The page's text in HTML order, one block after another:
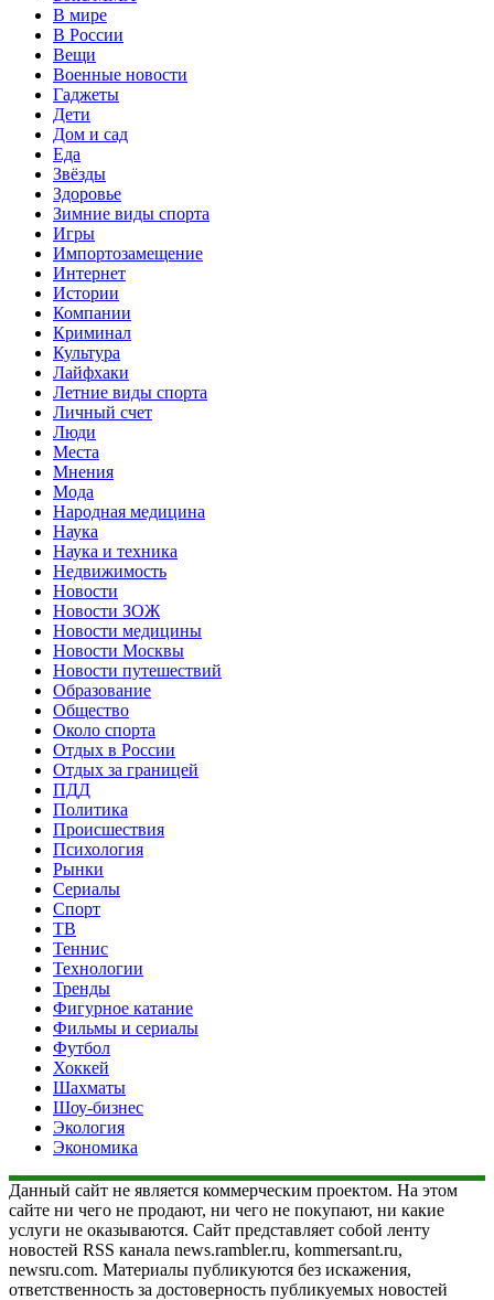
В мире
В России
Вещи
Военные новости
Гаджеты
Дети
Дом и сад
Еда
Звёзды
Здоровье
Зимние виды спорта
Игры
Импортозамещение
Интернет
Истории
Компании
Криминал
Культура
Лайфхаки
Летние виды спорта
Личный счет
Люди
Места
Мнения
Мода
Народная медицина
Наука
Наука и техника
Недвижимость
Новости
Новости ЗОЖ
Новости медицины
Новости Москвы
Новости путешествий
Образование
Общество
Около спорта
Отдых в России
Отдых за границей
ПДД
Политика
Происшествия
Психология
Рынки
Сериалы
Спорт
ТВ
Теннис
Технологии
Тренды
Фигурное катание
Фильмы и сериалы
Футбол
Хоккей
Шахматы
Шоу-бизнес
Экология
Экономика
Данный сайт не является коммерческим проектом. На этом
сайте ни чего не продают, ни чего не покупают, ни какие
услуги не оказываются. Сайт представляет собой ленту
новостей RSS канала news.rambler.ru, kommersant.ru,
newsru.com. Материалы публикуются без искажения,
ответственность за достоверность публикуемых новостей